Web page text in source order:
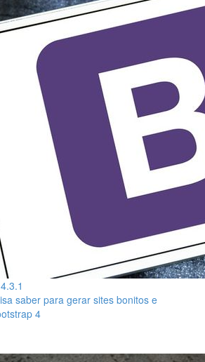
saber para gerar sites bonitos e
4